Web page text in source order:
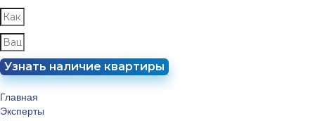
Узнать наличие квартиры
Главная
Эксперты